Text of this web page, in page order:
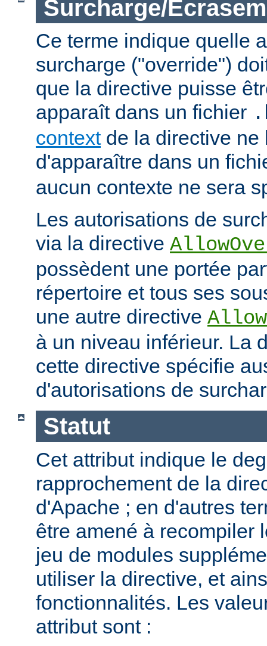
Surcharge/
Ce terme indique quelle
surcharge ("override")
que la directive puisse
apparaît dans un fichier
contextde la directive ne
d'apparaître dans un
aucun contexte ne sera
Les autorisations de
via la directive
possèdent une portée
répertoire et tous ses
une autre directive
à un niveau inférieur. La
cette directive spécifie
d'autorisations de
Statut
Cet attribut indique le
rapprochement de la
d'Apache ; en d'autres
être amené à recompiler
jeu de modules
utiliser la directive, et
fonctionnalités. Les
attribut sont :